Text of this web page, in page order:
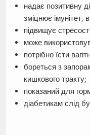
надає позитивну
зміцнює імунітет,
підвищує
може
потрібно їсти
бореться з
кишкового тракту;
показаний для
діабетикам слід